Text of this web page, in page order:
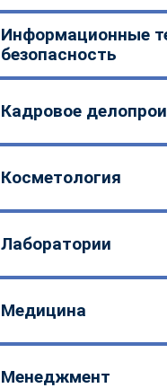
Информационные
безопасность
Кадровое
Косметология
Лаборатории
Медицина
Менеджмент